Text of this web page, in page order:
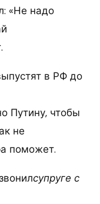
«Не надо
в РФ до
Путину, чтобы
не
поможет.
супруге с